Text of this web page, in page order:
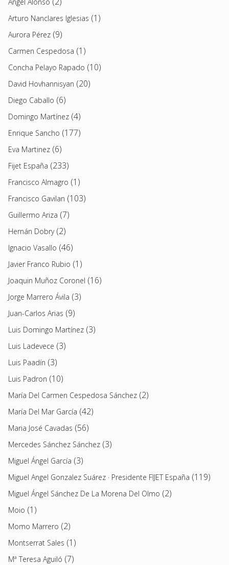
Arturo Nanclares Iglesias (1)
Aurora Pérez (9)
Carmen Cespedosa (1)
Concha Pelayo Rapado (10)
David Hovhannisyan (20)
Diego Caballo (6)
Domingo Martínez (4)
Enrique Sancho (177)
Eva Martinez (6)
Fijet España (233)
Francisco Almagro (1)
Francisco Gavilan (103)
Guillermo Ariza (7)
Hernán Dobry(2)
Ignacio Vasallo (46)
Javier Franco Rubio (1)
Joaquin Muñoz Coronel (16)
Jorge Marrero Ávila (3)
Juan-Carlos Arias (9)
Luis Domingo Martínez (3)
Luis Ladevece (3)
Luis Paadín (3)
Luis Padron (10)
María Del Carmen Cespedosa Sánchez (2)
María Del Mar García (42)
Maria José Cavadas (56)
Mercedes Sánchez Sánchez (3)
Miguel Ángel García (3)
Miguel Angel Gonzalez Suárez · Presidente FIJET España (119)
Miguel Ángel Sánchez De La Morena Del Olmo (2)
Moio (1)
Momo Marrero (2)
Montserrat Sales (1)
Mª Teresa Aguiló (7)